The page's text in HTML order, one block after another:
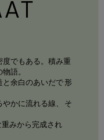
度でもある。積み重
語。
と余白のあいだで 形
かに流れる線、 そ
みから完成され